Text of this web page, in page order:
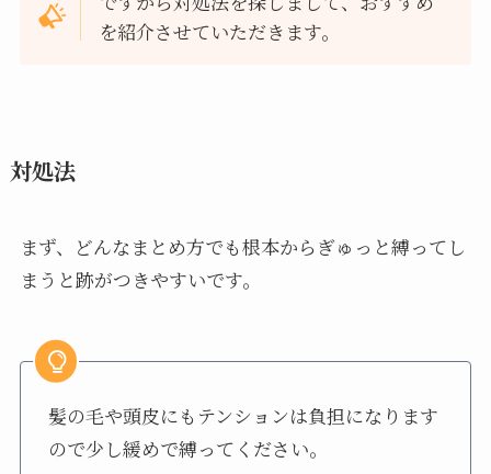
を紹介させていただきます。
対処法
まず、どんなまとめ方でも根本からぎゅっと縛ってし
まうと跡がつきやすいです。
髪の毛や頭皮にもテンションは負担になります
ので少し緩めで縛ってください。